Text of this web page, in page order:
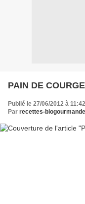
PAIN DE
Publié le 27/06/2012 à 11:42
Par recettes-